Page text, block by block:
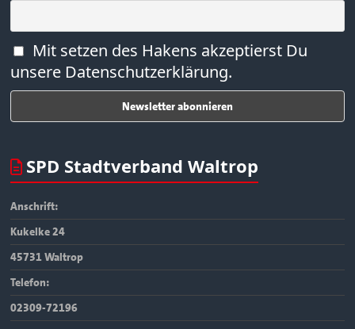
Mit setzen des Hakens akzeptierst Du
unsere Datenschutzerklärung.
SPD Stadtverband Waltrop
Anschrift:
Kukelke 24
45731 Waltrop
Telefon:
02309-72196